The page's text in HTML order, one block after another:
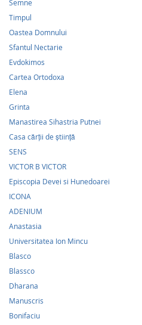
Semne
Timpul
Oastea Domnului
Sfantul Nectarie
Evdokimos
Cartea Ortodoxa
Elena
Grinta
Manastirea Sihastria Putnei
Casa cărţii de ştiinţă
SENS
VICTOR B VICTOR
Episcopia Devei si Hunedoarei
ICONA
ADENIUM
Anastasia
Universitatea Ion Mincu
Blasco
Blassco
Dharana
Manuscris
Bonifaciu